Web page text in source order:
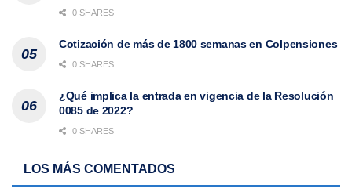
0 SHARES
Cotización de más de 1800 semanas en Colpensiones
0 SHARES
¿Qué implica la entrada en vigencia de la Resolución
0085 de 2022?
0 SHARES
LOS MÁS COMENTADOS